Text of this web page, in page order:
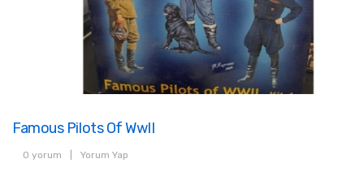
Famous Pilots Of WwII
0 yorum Yorum Yap